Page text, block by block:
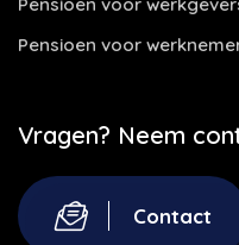
Pensioen voor
Vragen? Neem
Contact